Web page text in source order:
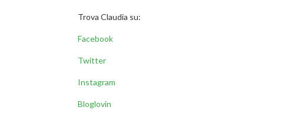
Trova Claudia su:
Facebook
Twitter
Instagram
Bloglovin